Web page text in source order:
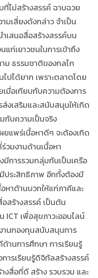
ไม่สร้างสรรค์ ฉาบฉวย
มเสี่ยงดังกล่าว จำเป็น
ำเสนอสื่อสร้างสรรค์บน
แก่เยาวชนในการเข้าถึง
าม ธรรมชาติของกลไก
ปได้ยาก เพราะตลาดโดย
มื่อเทียบกับความต้องการ
งเสริมและสนับสนุนให้เกิด
กับความเป็นจริง
แพร่เนื้อหาดีๆ จะต้องเกิด
วมงานด้านเนื้อหา
มีการรวมกลุ่มกันเป็นเครือ
ประสิทธิภาพ อีกทั้งต้องมี
าด้านบวกให้แก่ภาคีและ
สร้างสรรค์ เป็นต้น
เพื่อสุขภาวะออนไลน์
านกองทุนสนับสนุนการ
านการศึกษา การเรียนรู้
ารเรียนรู้ดิจิทัลสร้างสรรค์
งสื่อที่ดี สร้าง รวบรวม และ